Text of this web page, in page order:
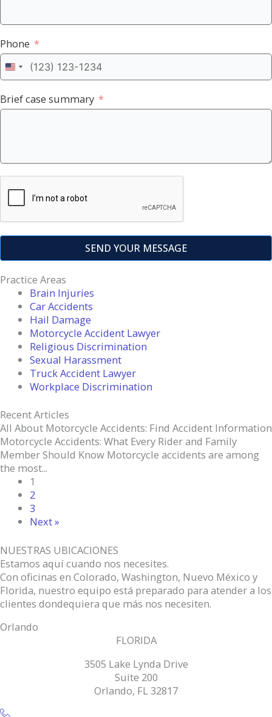
Phone
United
States
+1
Brief case summary
SEND YOUR MESSAGE
Practice Areas
Brain Injuries
Car Accidents
Hail Damage
Motorcycle Accident Lawyer
Religious Discrimination
Sexual Harassment
Truck Accident Lawyer
Workplace Discrimination
Recent Articles
All About Motorcycle Accidents: Find Accident Information
Motorcycle Accidents: What Every Rider and Family
Member Should Know Motorcycle accidents are among
the most...
1
2
3
Next »
NUESTRAS UBICACIONES
Estamos aquí cuando nos necesites.
Con oficinas en Colorado, Washington, Nuevo México y
Florida, nuestro equipo está preparado para atender a los
clientes dondequiera que más nos necesiten.
Orlando
FLORIDA
3505 Lake Lynda Drive
Suite 200
Orlando, FL 32817